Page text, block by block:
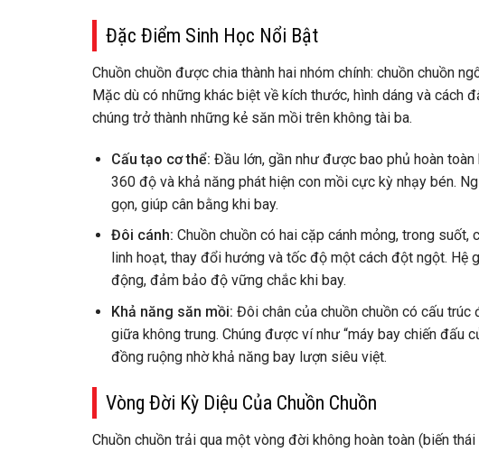
Đặc Điểm Sinh Học Nổi Bật
Chuồn chuồn được chia thành hai nhóm chính: chuồn chuồn
Mặc dù có những khác biệt về kích thước, hình dáng và cách
chúng trở thành những kẻ săn mồi trên không tài ba.
Cấu tạo cơ thể: Đầu lớn, gần như được bao phủ hoàn
360 độ và khả năng phát hiện con mồi cực kỳ nhạy bén.
gọn, giúp cân bằng khi bay.
Đôi cánh: Chuồn chuồn có hai cặp cánh mỏng, trong
linh hoạt, thay đổi hướng và tốc độ một cách đột ngột. Hệ
động, đảm bảo độ vững chắc khi bay.
Khả năng săn mồi: Đôi chân của chuồn chuồn có cấu
giữa không trung. Chúng được ví như “máy bay chiến đấu
đồng ruộng nhờ khả năng bay lượn siêu việt.
Vòng Đời Kỳ Diệu Của Chuồn Chuồn
Chuồn chuồn trải qua một vòng đời không hoàn toàn (biến